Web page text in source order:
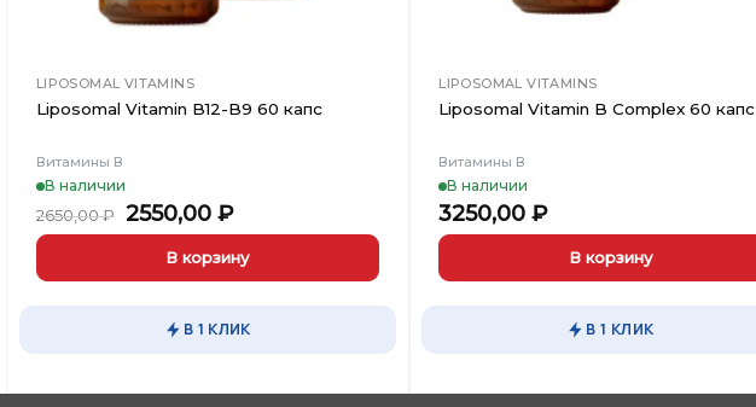
LIPOSOMAL VITAMINS
Liposomal Vitamin B12-B9 60 капс
Витамины В
В наличии
2650,00₽ Первоначальная
цена
составляла
2650,00 ₽.
2550,00 ₽Текущая
цена:
2550,00 ₽.
В корзину
В 1 КЛИК
LIPOSOMAL VITAMINS
Liposomal Vitamin B Complex 60 капс
Витамины В
В наличии
3250,00₽
В корзину
В 1 КЛИК